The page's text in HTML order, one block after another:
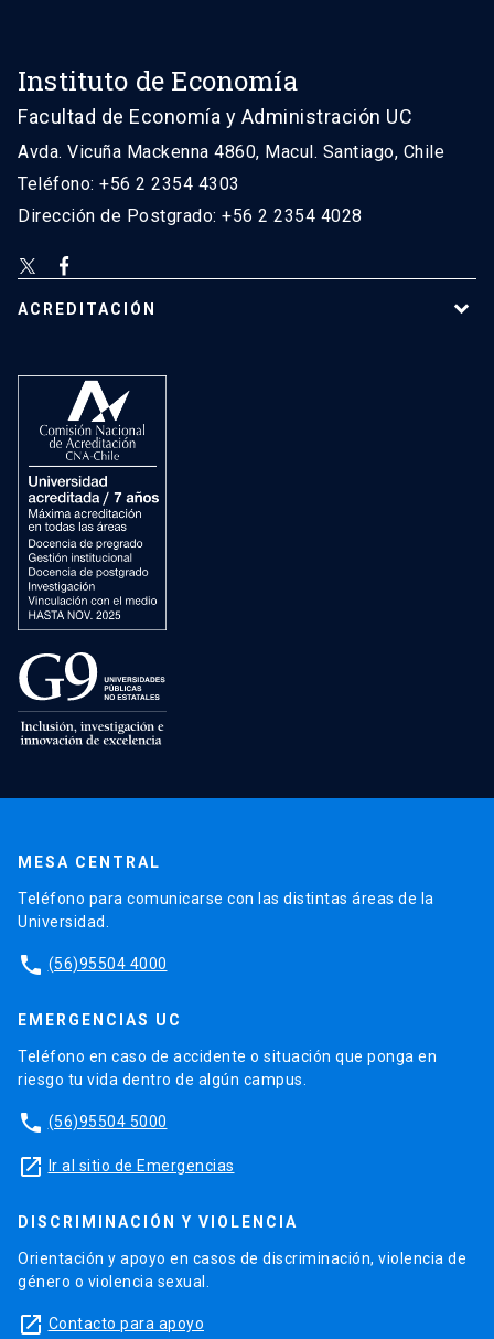
Instituto de Economía
Facultad de Economía y Administración UC
Avda. Vicuña Mackenna 4860, Macul. Santiago, Chile
Teléfono: +56 2 2354 4303
Dirección de Postgrado: +56 2 2354 4028
ACREDITACIÓN
MESA CENTRAL
Teléfono para comunicarse con las distintas áreas de la
Universidad.
phone (56)95504 4000
EMERGENCIAS UC
Teléfono en caso de accidente o situación que ponga en
riesgo tu vida dentro de algún campus.
phone (56)95504 5000
launch Ir al sitio de Emergencias
DISCRIMINACIÓN Y VIOLENCIA
Orientación y apoyo en casos de discriminación, violencia de
género o violencia sexual.
launch Contacto para apoyo